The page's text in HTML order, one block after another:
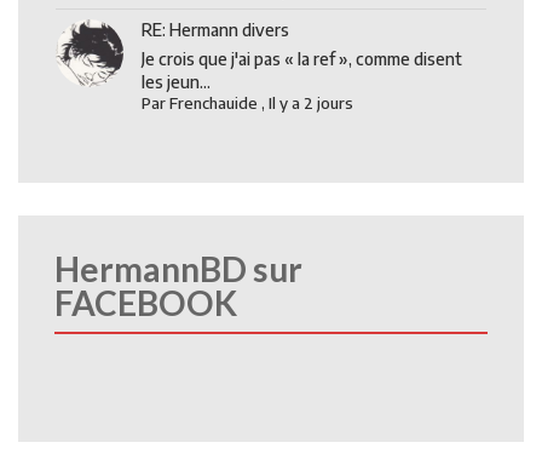
RE: Hermann divers
Je crois que j'ai pas « la ref », comme disent
les jeun...
ParFrenchauide ,Il y a 2 jours
HermannBD sur
FACEBOOK